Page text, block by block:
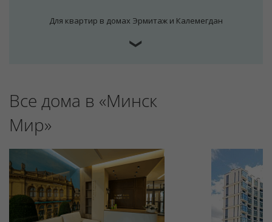
Для квартир в домах Эрмитаж и Калемегдан
❯
Все дома в «Минск
Мир»